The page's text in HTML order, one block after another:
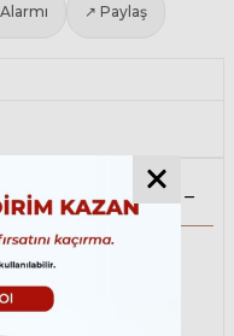
↗ Paylaş
Unisex Güneş
tarzı ve kaliteli
hem de kadınlar
ışınlarından